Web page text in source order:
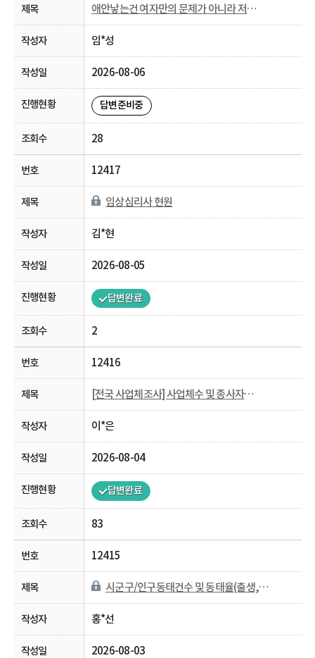
애안낳는건 여자만의 문제가 아니라 저출생이고
임*성
2026-08-06
답변준비중
28
12417
임상심리사 현원
김*현
2026-08-05
답변완료
2
12416
[전국 사업체조사] 사업체수 및 종사자수 관련 문의
이*은
2026-08-04
답변완료
83
12415
시군구/인구동태건수 및 동태율(출생,사망,혼인,이혼) 자료 문의
홍*선
2026-08-03